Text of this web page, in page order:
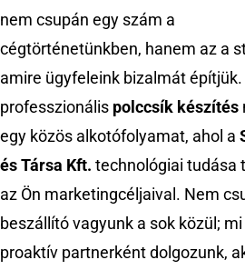
nem csupán egy szám a
cégtörténetünkben, hanem az a
amire ügyfeleink bizalmát építjük.
professzionális polccsík készítés
egy közös alkotófolyamat, ahol a
és Társa Kft. technológiai tudása
az Ön marketingcéljaival. Nem
beszállító vagyunk a sok közül;
proaktív partnerként dolgozunk,